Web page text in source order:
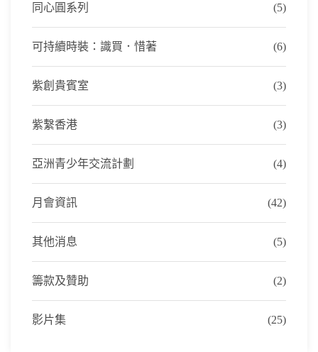
同心圓系列 (5)
可持續時裝：識買．惜著 (6)
紫創貴賓室 (3)
紫繫香港 (3)
亞洲青少年交流計劃 (4)
月會資訊 (42)
其他消息 (5)
籌款及贊助 (2)
影片集 (25)